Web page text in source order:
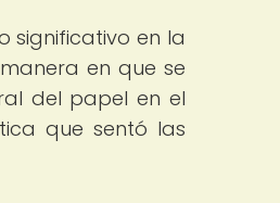
significativo en la
en que se
del papel en el
que sentó las